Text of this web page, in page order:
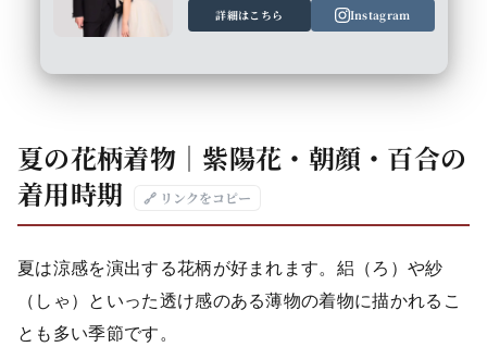
詳細はこちら
Instagram
夏の花柄着物｜紫陽花・朝顔・百合の
着用時期
🔗 リンクをコピー
夏は涼感を演出する花柄が好まれます。絽（ろ）や紗
（しゃ）といった透け感のある薄物の着物に描かれるこ
とも多い季節です。